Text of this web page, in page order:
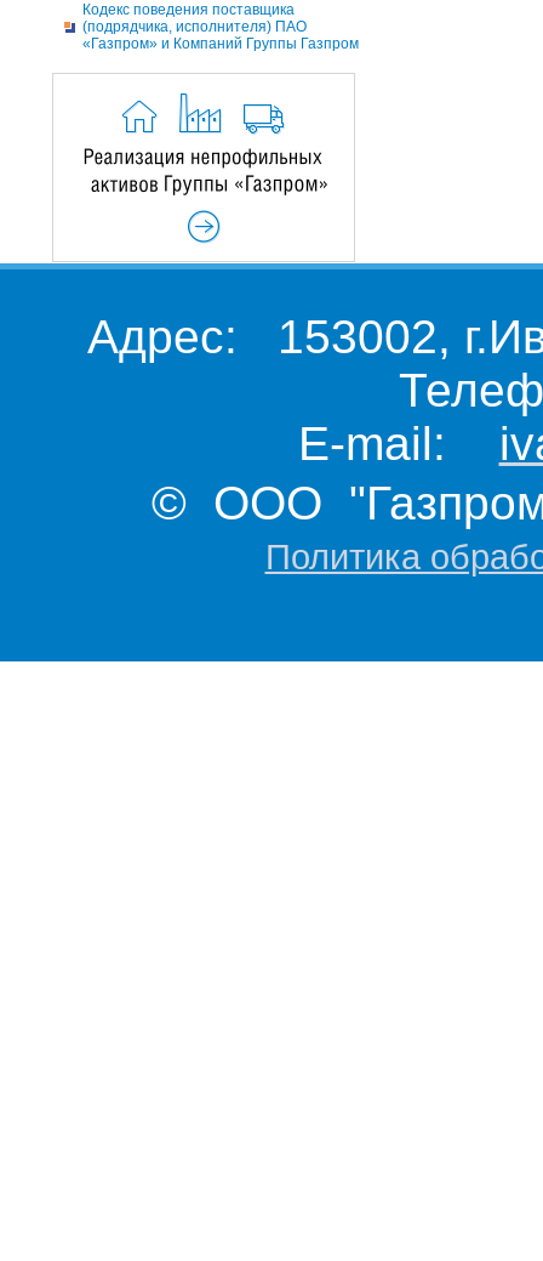
Кодекс поведения поставщика
(подрядчика, исполнителя) ПАО
«Газпром» и Компаний Группы Газпром
Адрес: 153002,
E-mail:
© ООО "Газпром
Политика